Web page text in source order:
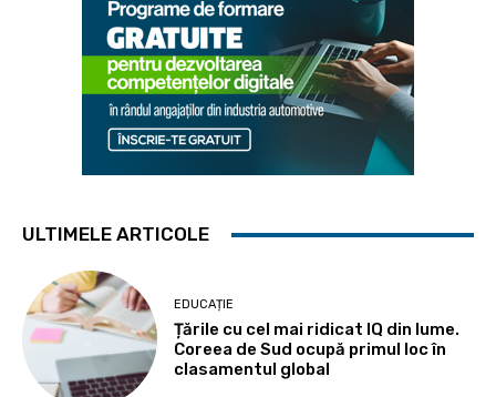
ULTIMELE ARTICOLE
EDUCAȚIE
Țările cu cel mai ridicat IQ din lume.
Coreea de Sud ocupă primul loc în
clasamentul global